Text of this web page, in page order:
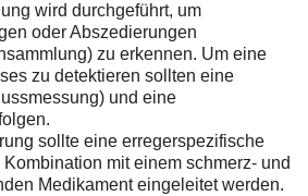
wird durchgeführt, um
oder Abszedierungen
zu erkennen. Um eine
zu detektieren sollten eine
und eine
sollte eine erregerspezifische
mit einem schmerz- und
Medikament eingeleitet werden.